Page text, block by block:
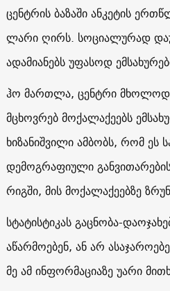
ცენტრის ბაზაში ანკეტის
ლარი ღირს. სოციალურად
ადამიანებს უფასოდ
ჰო მართლა, ცენტრი
მცხოვრებ მოქალაქეებს
ხიზანიშვილი ამბობს, რომ ეს
დემოგრაფიული
რიგში, მის მოქალაქეებზე
სტატისტიკას გაცნობა-
აწარმოებენ, ან არ
მე ამ ინფორმაციაზე უარი